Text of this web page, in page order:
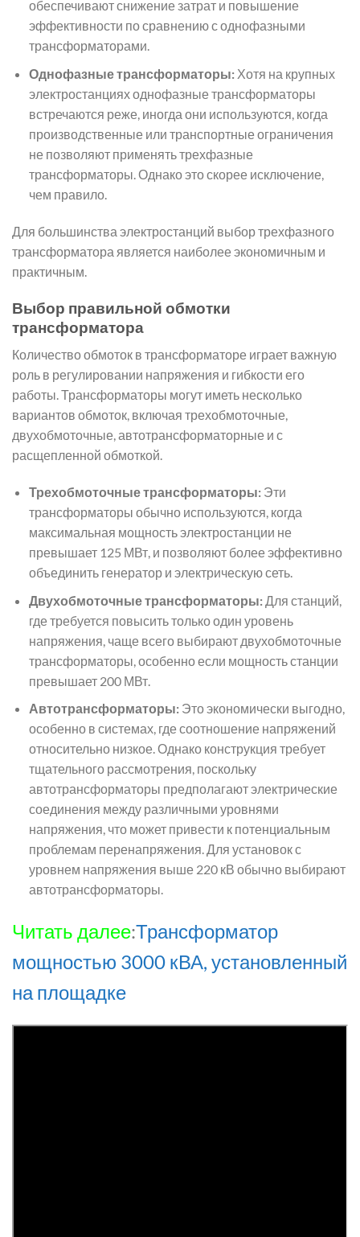
обеспечивают снижение затрат и повышение
эффективности по сравнению с однофазными
трансформаторами.
Однофазные трансформаторы:Хотя на крупных
электростанциях однофазные трансформаторы
встречаются реже, иногда они используются, когда
производственные или транспортные ограничения
не позволяют применять трехфазные
трансформаторы. Однако это скорее исключение,
чем правило.
Для большинства электростанций выбор трехфазного
трансформатора является наиболее экономичным и
практичным.
Выбор правильной обмотки
трансформатора
Количество обмоток в трансформаторе играет важную
роль в регулировании напряжения и гибкости его
работы. Трансформаторы могут иметь несколько
вариантов обмоток, включая трехобмоточные,
двухобмоточные, автотрансформаторные и с
расщепленной обмоткой.
Трехобмоточные трансформаторы:Эти
трансформаторы обычно используются, когда
максимальная мощность электростанции не
превышает 125 МВт, и позволяют более эффективно
объединить генератор и электрическую сеть.
Двухобмоточные трансформаторы:Для станций,
где требуется повысить только один уровень
напряжения, чаще всего выбирают двухобмоточные
трансформаторы, особенно если мощность станции
превышает 200 МВт.
Автотрансформаторы:Это экономически выгодно,
особенно в системах, где соотношение напряжений
относительно низкое. Однако конструкция требует
тщательного рассмотрения, поскольку
автотрансформаторы предполагают электрические
соединения между различными уровнями
напряжения, что может привести к потенциальным
проблемам перенапряжения. Для установок с
уровнем напряжения выше 220 кВ обычно выбирают
автотрансформаторы.
Читать далее:Трансформатор
мощностью 3000 кВА, установленный
на площадке